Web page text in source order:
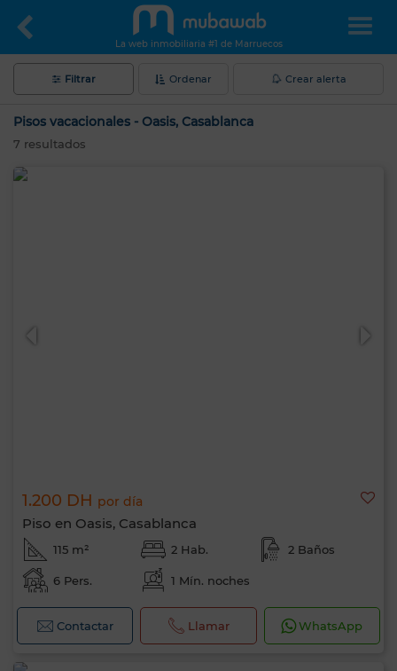
La web inmobiliaria #1 de Marruecos
Filtrar Ordenar Crear alerta
Pisos vacacionales - Oasis, Casablanca
7 resultados
1.200 DH por día
Piso en Oasis, Casablanca
115 m² 2 Hab. 2 Baños
6 Pers. 1 Mín. noches
Contactar Llamar WhatsApp